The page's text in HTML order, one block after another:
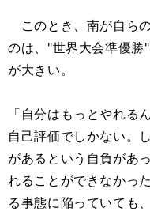
このとき、南が自ら
のは、"世界大会準優勝
が大きい。
「自分はもっとやれる
自己評価でしかない。
があるという自負があ
れることができなかっ
る事態に陥っていても